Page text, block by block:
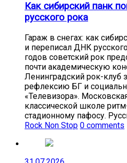
Как сибирский панк
русского рока
Гараж в снегах: как
и переписал ДНК
годов советский рок
почти академическую
Ленинградский рок-клуб
рефлексию БГ и
«Телевизора».
классической школе
стадионному пафосу.
Rock Non Stop 0 comments